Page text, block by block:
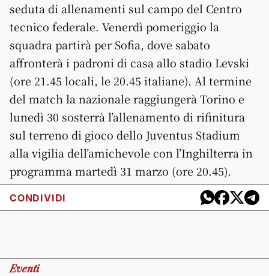
seduta di allenamenti sul campo del Centro
tecnico federale. Venerdì pomeriggio la
squadra partirà per Sofia, dove sabato
affronterà i padroni di casa allo stadio Levski
(ore 21.45 locali, le 20.45 italiane). Al termine
del match la nazionale raggiungerà Torino e
lunedì 30 sosterrà l’allenamento di rifinitura
sul terreno di gioco dello Juventus Stadium
alla vigilia dell’amichevole con l’Inghilterra in
programma martedì 31 marzo (ore 20.45).
CONDIVIDI
Eventi